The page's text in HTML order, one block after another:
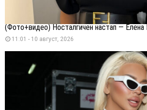
(Фото+видео) Носталгичен настап — Елена
11:01 - 10 август, 2026